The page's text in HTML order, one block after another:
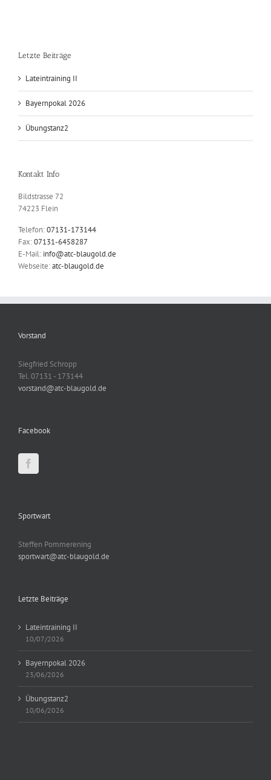
Letzte Beiträge
Lateintraining II
Bayernpokal 2026
Übungstanz2
Kontakt Info
Bildstrasse 72
74223 Flein
Telefon:07131-173144
Fax:07131-6458287
E-Mail: info@atc-blaugold.de
Webseite:atc-blaugold.de
Vorstand
Siegfried Schropp
Tel. 07131 - 173144
vorstand@atc-blaugold.de
Facebook
Sportwart
Steffen Pommerening
sportwart@atc-blaugold.de
Letzte Beiträge
Lateintraining II
10/07/2026
Bayernpokal 2026
23/06/2026
Übungstanz2
10/06/2026